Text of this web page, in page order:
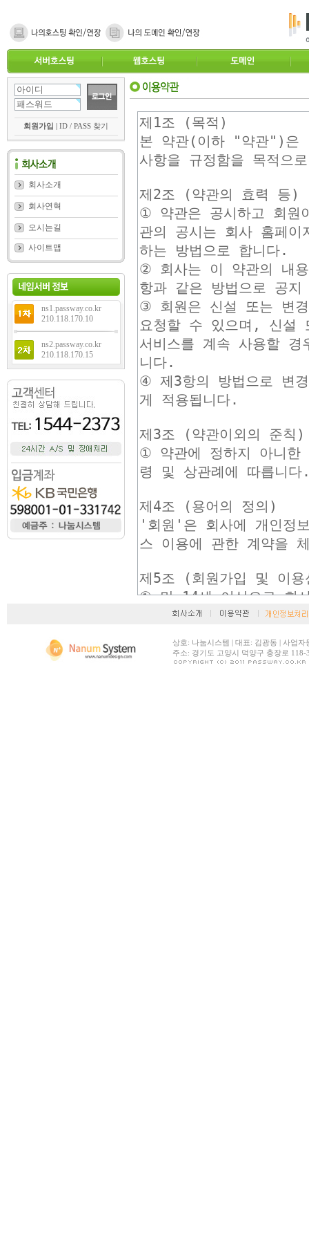
회원가입 | ID / PASS 찾기
회사소개
회사연혁
오시는길
사이트맵
ns1.passway.co.kr
210.118.170.10
ns2.passway.co.kr
210.118.170.15
상호: 나눔시스템 | 대표: 김광동 | 사업
주소: 경기도 고양시 덕양구 충장로 118-